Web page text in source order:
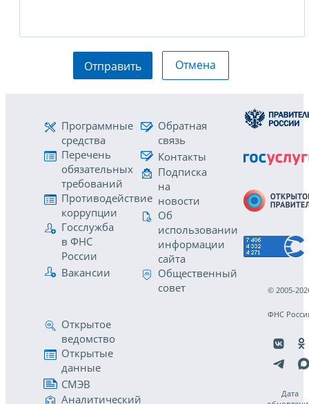
Отправить Отмена
Программные
средства
Перечень
обязательных
требований
Противодействие
коррупции
Госслужба
в ФНС
России
Вакансии
Обратная
связь
Контакты
Подписка
на
новости
Об
использовании
информации
сайта
Общественный
совет
Открытое
ведомство
Открытые
данные
СМЭВ
Аналитический
© 2005-
ФНС
Дата